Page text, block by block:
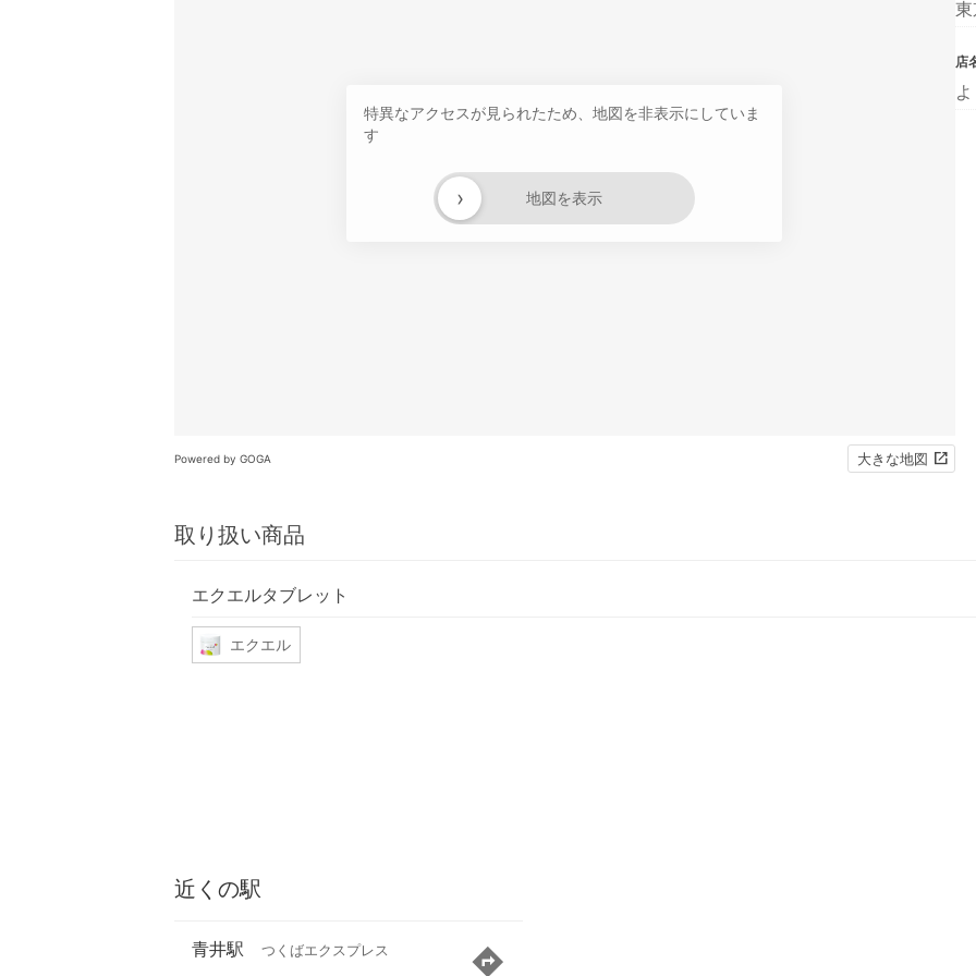
特異なアクセスが見られたため、地図を非表示にしていま
す
地図を表示
›
Powered by GOGA 大きな地図
取り扱い商品
エクエルタブレット
エクエル
店
近くの駅
青井駅 つくばエクスプレス